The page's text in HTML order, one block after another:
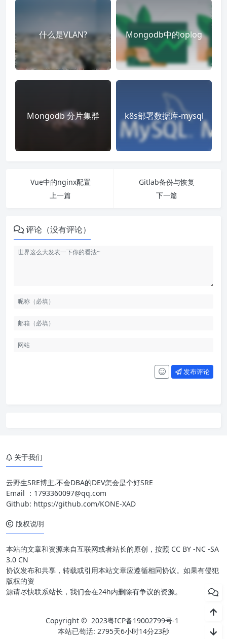
什么是VLAN? Mongodb中的oplog
Mongodb 分片集群 k8s部署数据库-mysql
Vue中的nginx配置
上一篇
Gitlab备份与恢复
下一篇
评论（没有评论）
发布评论
关于我们
云野生SRE博主,不会DBA的DEV怎会是个好SRE
Email ： 1793360097@qq.com
Github: https://github.com/KONE-XAD
版权说明
本站的文章和资源来自互联网或者站长的原创，按照 CC BY -NC -SA
3.0 CN
协议发布和共享，转载或引用本站文章应遵循相同协议。如果有侵犯
版权的资
源请尽快联系站长，我们会在24h内删除有争议的资源。
Copyright © 2023粤ICP备19002799号-1
本站已苟活: 2795天6小时14分24秒